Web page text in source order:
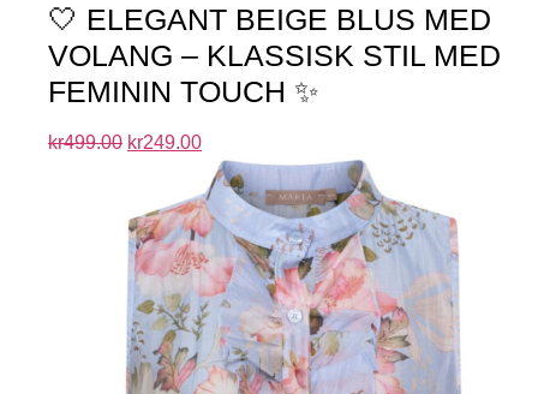
🤍 ELEGANT BEIGE BLUS MED
VOLANG – KLASSISK STIL MED
FEMININ TOUCH ✨
kr499.00 kr249.00